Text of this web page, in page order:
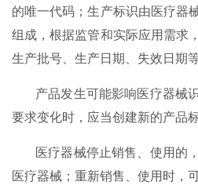
的唯一代码；生产标识由医疗器
组成，根据监管和实际应用需求
生产批号、生产日期、失效日期等
产品发生可能影响医疗器械
要求变化时，应当创建新的产品标
医疗器械停止销售、使用的
医疗器械；重新销售、使用时，